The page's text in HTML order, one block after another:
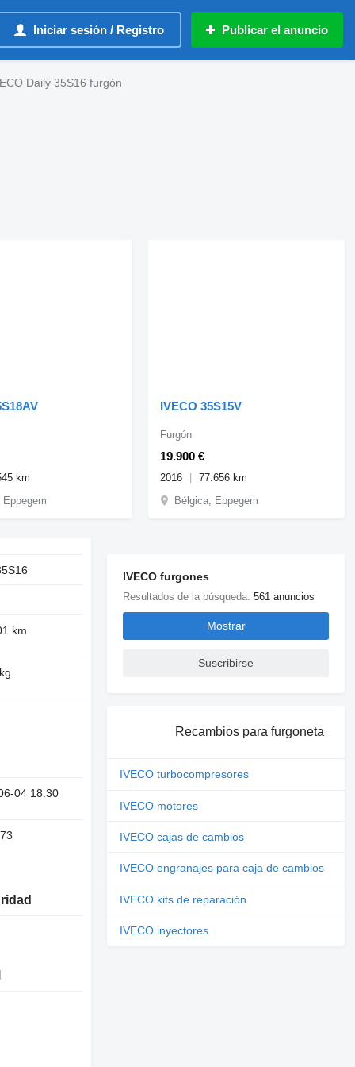
Iniciar sesión / Registro Publicar el anuncio
Daily 35S16 furgón
km
Eppegem
IVECO 35S15V
19.900 €
Furgón
2016
77.656 km
Bélgica, Eppegem
km
04 18:30
IVECO furgones
Resultados de la búsqueda:561 anuncios
Mostrar
Suscribirse
Recambios para furgoneta
IVECO turbocompresores
IVECO motores
IVECO cajas de cambios
IVECO engranajes para caja de cambios
IVECO kits de reparación
IVECO inyectores